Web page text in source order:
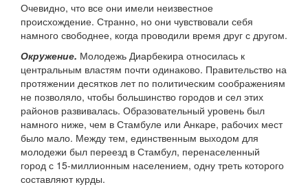
Очевидно, что все они имели неизвестное
происхождение. Странно, но они чувствовали себя
намного свободнее, когда проводили время друг с другом.
Окружение. Молодежь Диарбекира относилась к
центральным властям почти одинаково. Правительство на
протяжении десятков лет по политическим соображениям
не позволяло, чтобы большинство городов и сел этих
районов развивалась. Образовательный уровень был
намного ниже, чем в Стамбуле или Анкаре, рабочих мест
было мало. Между тем, единственным выходом для
молодежи был переезд в Стамбул, перенаселенный
город с 15-миллионным населением, одну треть которого
составляют курды.